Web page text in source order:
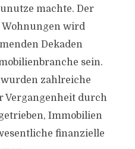
machte. Der
Wohnungen wird
Dekaden
sein.
wurden zahlreiche
Vergangenheit durch
Immobilien
finanzielle